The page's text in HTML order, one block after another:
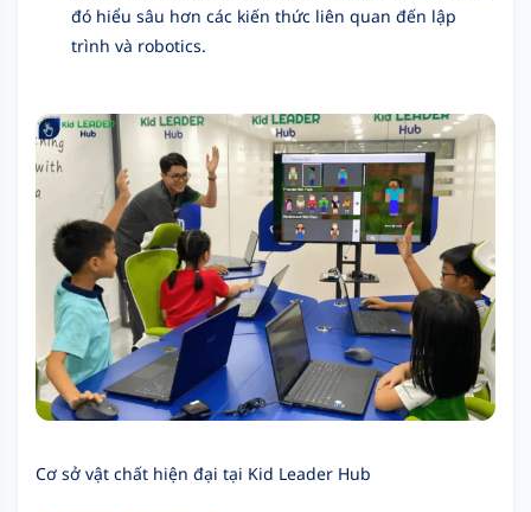
đó hiểu sâu hơn các kiến thức liên quan đến lập
trình và robotics.
Cơ sở vật chất hiện đại tại Kid Leader Hub